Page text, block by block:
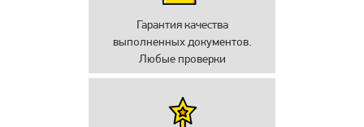
Гарантия качества
выполненных документов.
Любые проверки